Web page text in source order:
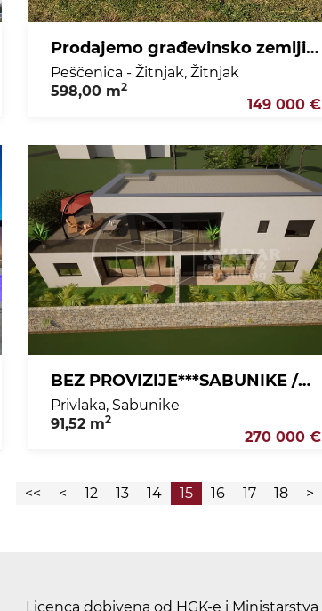
Prodajemo građevinsko zemljište na Žitnjaku, 598 m2!!!
Peščenica - Žitnjak, Žitnjak
598,00 m2
149 000 €
BEZ PROVIZIJE***SABUNIKE /PREKRASAN PENTHOUSE 91,52 M2 / NOVOGRADNJA
Privlaka, Sabunike
91,52 m2
270 000 €
<< < 12 13 14 15 16 17 18 >
Licenca dobivena od HGK-e i Ministarstva